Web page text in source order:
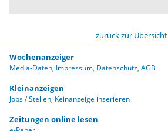
zurück zur Übersicht
Wochenanzeiger
Media-Daten Impressum Datenschutz AGB
Kleinanzeigen
Jobs / Stellen Keinanzeige inserieren
Zeitungen online lesen